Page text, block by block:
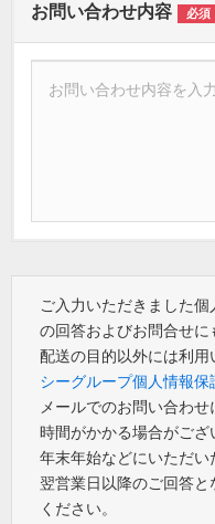
お問い合わせ内容 必須
ご入力いただきました
の回答およびお問合せ
配送の目的以外には利用
シーグループ個人情報保
メールでのお問い合わ
時間がかかる場合がござ
年末年始などにいただい
翌営業日以降のご回答
ください。